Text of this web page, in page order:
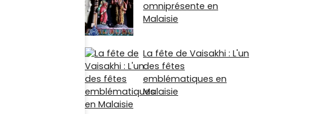
omniprésente en
Malaisie
La fête de Vaisakhi : L'un
des fêtes
emblématiques en
Malaisie